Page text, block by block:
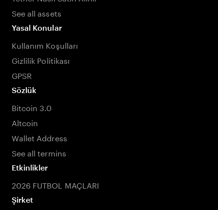
See all assets
Yasal Konular
Kullanım Koşulları
Gizlilik Politikası
GPSR
Sözlük
Bitcoin 3.0
Altcoin
Wallet Address
See all termins
Etkinlikler
2026 FUTBOL MAÇLARI
Şirket